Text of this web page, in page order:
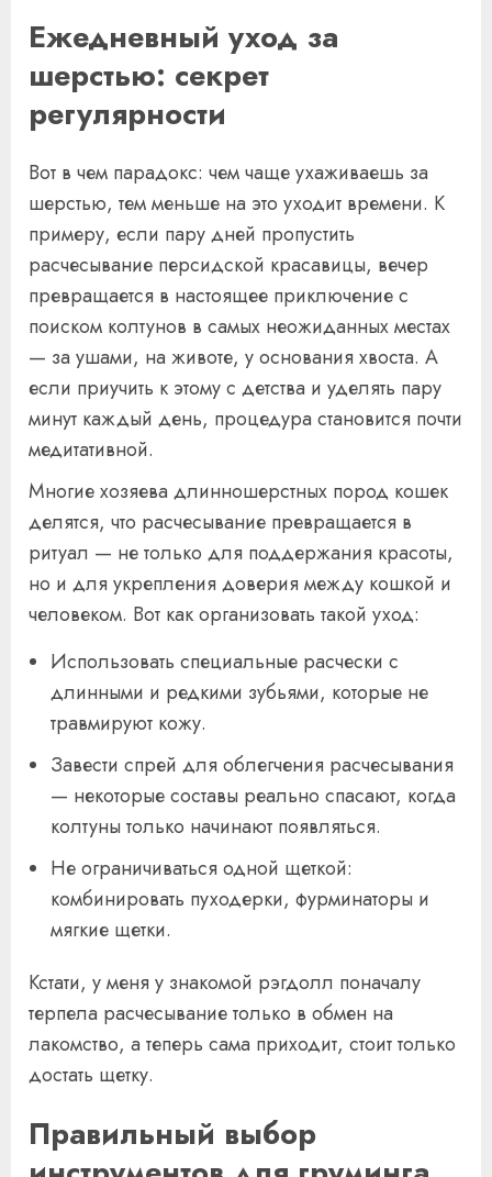
Ежедневный уход за
шерстью: секрет
регулярности
Вот в чем парадокс: чем чаще ухаживаешь за
шерстью, тем меньше на это уходит времени. К
примеру, если пару дней пропустить
расчесывание персидской красавицы, вечер
превращается в настоящее приключение с
поиском колтунов в самых неожиданных местах
— за ушами, на животе, у основания хвоста. А
если приучить к этому с детства и уделять пару
минут каждый день, процедура становится почти
медитативной.
Многие хозяева длинношерстных пород кошек
делятся, что расчесывание превращается в
ритуал — не только для поддержания красоты,
но и для укрепления доверия между кошкой и
человеком. Вот как организовать такой уход:
Использовать специальные расчески с
длинными и редкими зубьями, которые не
травмируют кожу.
Завести спрей для облегчения расчесывания
— некоторые составы реально спасают, когда
колтуны только начинают появляться.
Не ограничиваться одной щеткой:
комбинировать пуходерки, фурминаторы и
мягкие щетки.
Кстати, у меня у знакомой рэгдолл поначалу
терпела расчесывание только в обмен на
лакомство, а теперь сама приходит, стоит только
достать щетку.
Правильный выбор